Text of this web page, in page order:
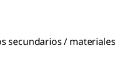
secundarios / materiales